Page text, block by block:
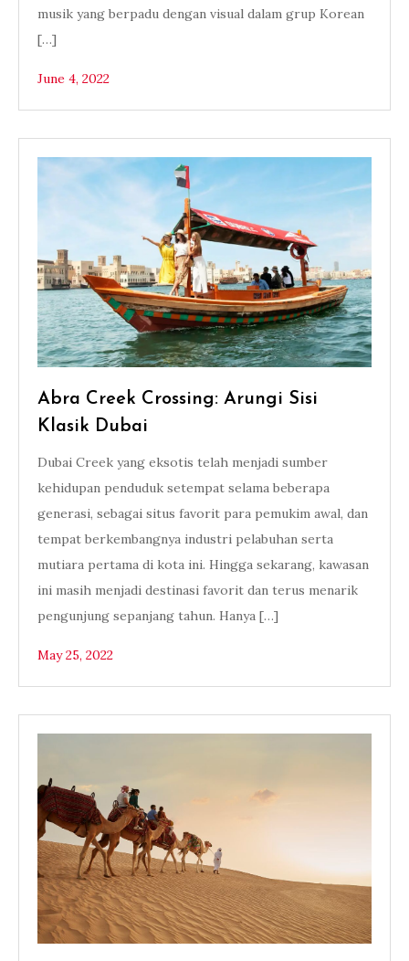
musik yang berpadu dengan visual dalam grup Korean
[…]
June 4, 2022
Abra Creek Crossing: Arungi Sisi
Klasik Dubai
Dubai Creek yang eksotis telah menjadi sumber
kehidupan penduduk setempat selama beberapa
generasi, sebagai situs favorit para pemukim awal, dan
tempat berkembangnya industri pelabuhan serta
mutiara pertama di kota ini. Hingga sekarang, kawasan
ini masih menjadi destinasi favorit dan terus menarik
pengunjung sepanjang tahun. Hanya […]
May 25, 2022